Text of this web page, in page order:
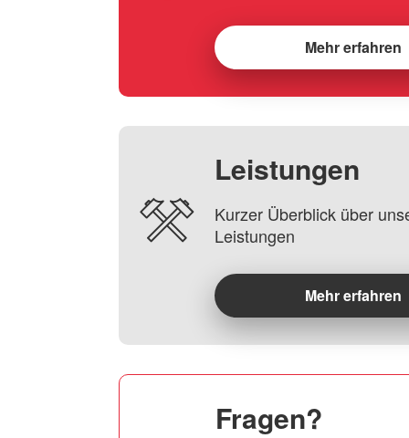
Mehr erfahren
Leistungen
Kurzer Überblick über
Leistungen
Mehr erfahren
Fragen?